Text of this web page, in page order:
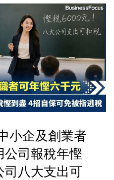
小企及創業者
公司報稅年慳
司八大支出可